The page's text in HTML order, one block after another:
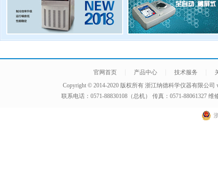
官网首页 产品中心 技术服务
Copyright © 2014-2020 版权所有 浙江纳德科学仪器有限公司
联系电话：0571-88830108（总机） 传真：0571-88061327